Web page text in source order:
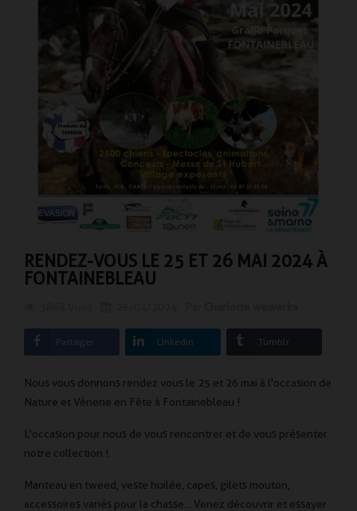
RENDEZ-VOUS LE 25 ET 26 MAI 2024 À
FONTAINEBLEAU
Partager LinkedIn Tumblr
Nous vous donnons rendez vous le 25 et 26 mai à l'occasion de
Nature et Vènerie en Fête à Fontainebleau !
L'occasion pour nous de vous rencontrer et de vous présenter
notre collection !
Manteau en tweed, veste huilée, capes, gilets mouton,
accessoires variés pour la chasse... Venez découvrir et essayer